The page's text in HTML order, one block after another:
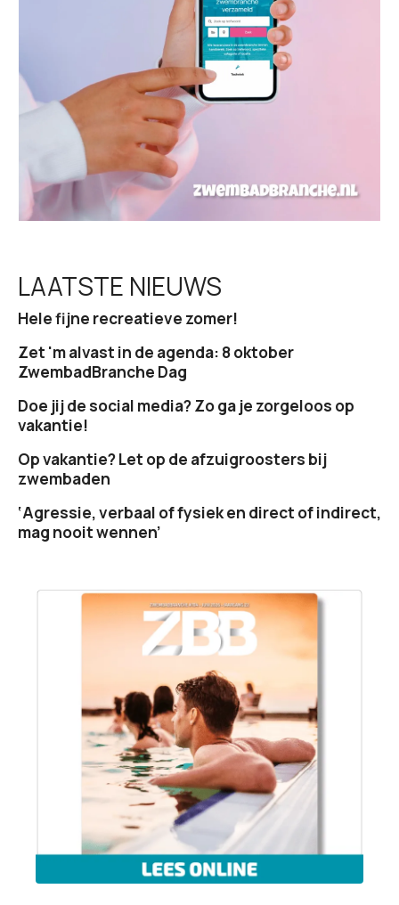
e
LAATSTE NIEUWS
Hele fijne recreatieve zomer!
Zet 'm alvast in de agenda: 8 oktober
ZwembadBranche Dag
Doe jij de social media? Zo ga je zorgeloos op
vakantie!
Op vakantie? Let op de afzuigroosters bij
zwembaden
‘Agressie, verbaal of fysiek en direct of indirect,
mag nooit wennen’